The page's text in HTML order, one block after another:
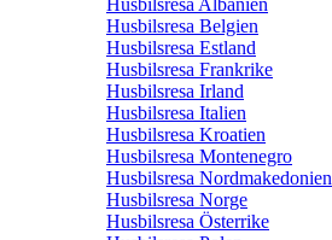
Husbilsresa Belgien
Husbilsresa Estland
Husbilsresa Frankrike
Husbilsresa Irland
Husbilsresa Italien
Husbilsresa Kroatien
Husbilsresa Montenegro
Husbilsresa Nordmakedonien
Husbilsresa Norge
Husbilsresa Österrike